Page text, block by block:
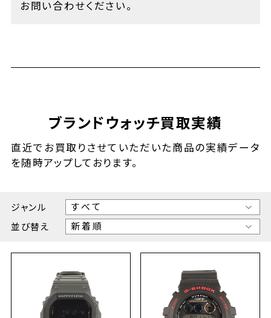
お問い合わせください。
ブランドウォッチ買取実績
直近でお買取りさせていただいた商品の実績データ
を随時アップしております。
ジャンル
並び替え